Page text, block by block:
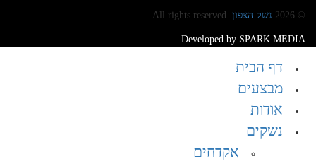
© 2026 נשק הצפון. All rights reserved
Developed by SPARK MEDIA
דף הבית
מבצעים
אודות
נשקים
אקדחים